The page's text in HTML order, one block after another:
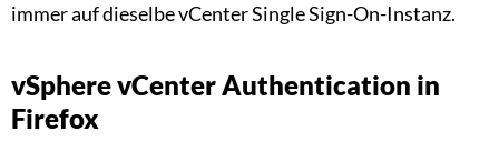
immer auf dieselbe vCenter Single Sign-On-Instanz.
vSphere vCenter Authentication in
Firefox